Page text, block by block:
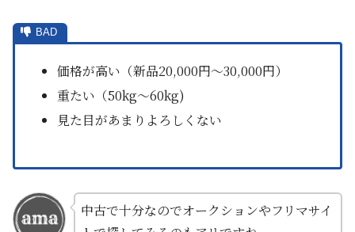
価格が高い（新品20,000円～30,000円）
重たい（50kg～60kg)
見た目があまりよろしくない
中古で十分なのでオークションやフリマサイ